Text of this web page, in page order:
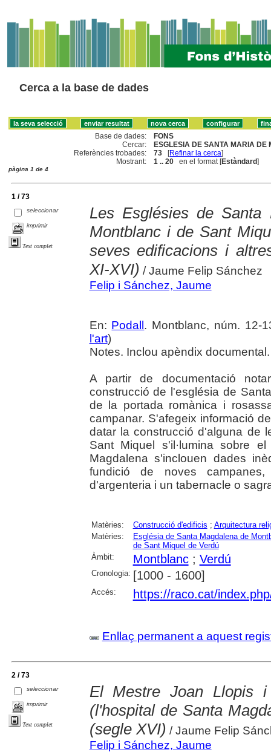
Cerca a la base de dades
Base de dades:
FONS
Cercar:
ESGLESIA DE SANTA MARIA DE
Referències trobades:
73 [Refinar la cerca]
Mostrant:
1 .. 20 en el format [Estàndard]
pàgina 1 de 4
1 / 73
seleccionar
imprimir
Text complet
Les Esglésies de Santa
Montblanc i de Sant
seves edificacions i
XI-XVI) / Jaume Felip Sánchez
Felip i Sánchez, Jaume
En: Podall . Montblanc, núm. 12-
l'art)
Notes. Inclou apèndix documental.
A partir de documentació
construcció de l'església de
de la portada romànica i
campanar. S'afegeix informació
datar la construcció d'alguna de
Sant Miquel s'il·lumina sobre
Magdalena s'inclouen dades
fundició de noves
d'argenteria i un tabernacle o
Matèries: Construcció d'edificis ; Arquitectura
Matèries:
Església de Santa Magdalena de
de Sant Miquel de Verdú
Àmbit:
Montblanc; Verdú
Cronologia: [1000 - 1600]
Accés: https://raco.cat/
Enllaç permanent a aquest
2 / 73
seleccionar
imprimir
Text complet
El Mestre Joan Llopis
(l'hospital de Santa
(segle XVI) / Jaume Felip
Felip i Sánchez, Jaume